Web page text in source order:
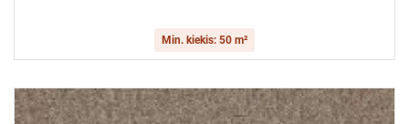
Min. kiekis: 50 m²